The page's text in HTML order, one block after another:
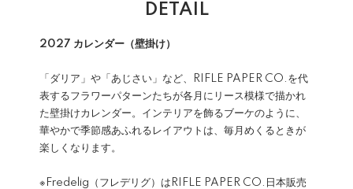
DETAIL
2027 カレンダー（壁掛け）
「ダリア」や「あじさい」など、RIFLE PAPER CO.を代
表するフラワーパターンたちが各月にリース模様で描かれ
た壁掛けカレンダー。インテリアを飾るブーケのように、
華やかで季節感あふれるレイアウトは、毎月めくるときが
楽しくなります。
※Fredelig（フレデリグ）はRIFLE PAPER CO.日本販売